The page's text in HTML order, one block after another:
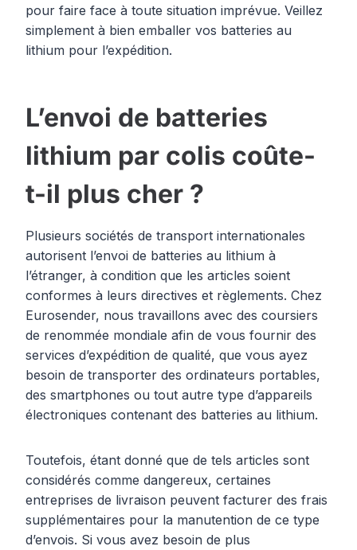
pour faire face à toute situation imprévue. Veillez
simplement à bien emballer vos batteries au
lithium pour l’expédition.
L’envoi de batteries
lithium par colis coûte-
t-il plus cher ?
Plusieurs sociétés de transport internationales
autorisent l’envoi de batteries au lithium à
l’étranger, à condition que les articles soient
conformes à leurs directives et règlements. Chez
Eurosender, nous travaillons avec des coursiers
de renommée mondiale afin de vous fournir des
services d’expédition de qualité, que vous ayez
besoin de transporter des ordinateurs portables,
des smartphones ou tout autre type d’appareils
électroniques contenant des batteries au lithium.
Toutefois, étant donné que de tels articles sont
considérés comme dangereux, certaines
entreprises de livraison peuvent facturer des frais
supplémentaires pour la manutention de ce type
d’envois. Si vous avez besoin de plus